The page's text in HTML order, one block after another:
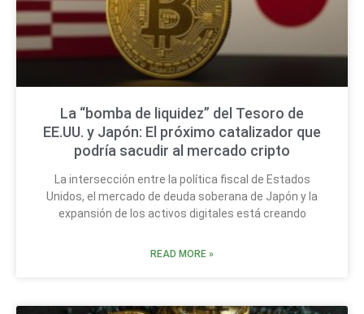
La “bomba de liquidez” del Tesoro de
EE.UU. y Japón: El próximo catalizador que
podría sacudir al mercado cripto
La intersección entre la política fiscal de Estados
Unidos, el mercado de deuda soberana de Japón y la
expansión de los activos digitales está creando
READ MORE »